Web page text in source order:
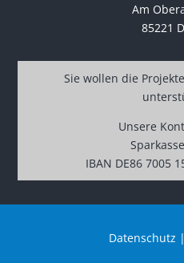
Am
85221
Sie wollen die
Unsere
IBAN DE86 7005
Datenschutz |